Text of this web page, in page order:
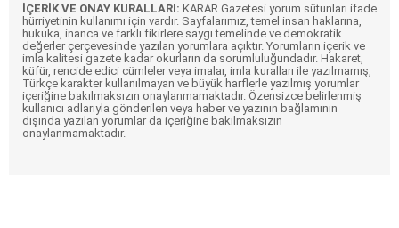
İÇERİK VE ONAY KURALLARI: KARAR Gazetesi yorum sütunları ifade
hürriyetinin kullanımı için vardır. Sayfalarımız, temel insan haklarına,
hukuka, inanca ve farklı fikirlere saygı temelinde ve demokratik
değerler çerçevesinde yazılan yorumlara açıktır. Yorumların içerik ve
imla kalitesi gazete kadar okurların da sorumluluğundadır. Hakaret,
küfür, rencide edici cümleler veya imalar, imla kuralları ile yazılmamış,
Türkçe karakter kullanılmayan ve büyük harflerle yazılmış yorumlar
içeriğine bakılmaksızın onaylanmamaktadır. Özensizce belirlenmiş
kullanıcı adlarıyla gönderilen veya haber ve yazının bağlamının
dışında yazılan yorumlar da içeriğine bakılmaksızın
onaylanmamaktadır.